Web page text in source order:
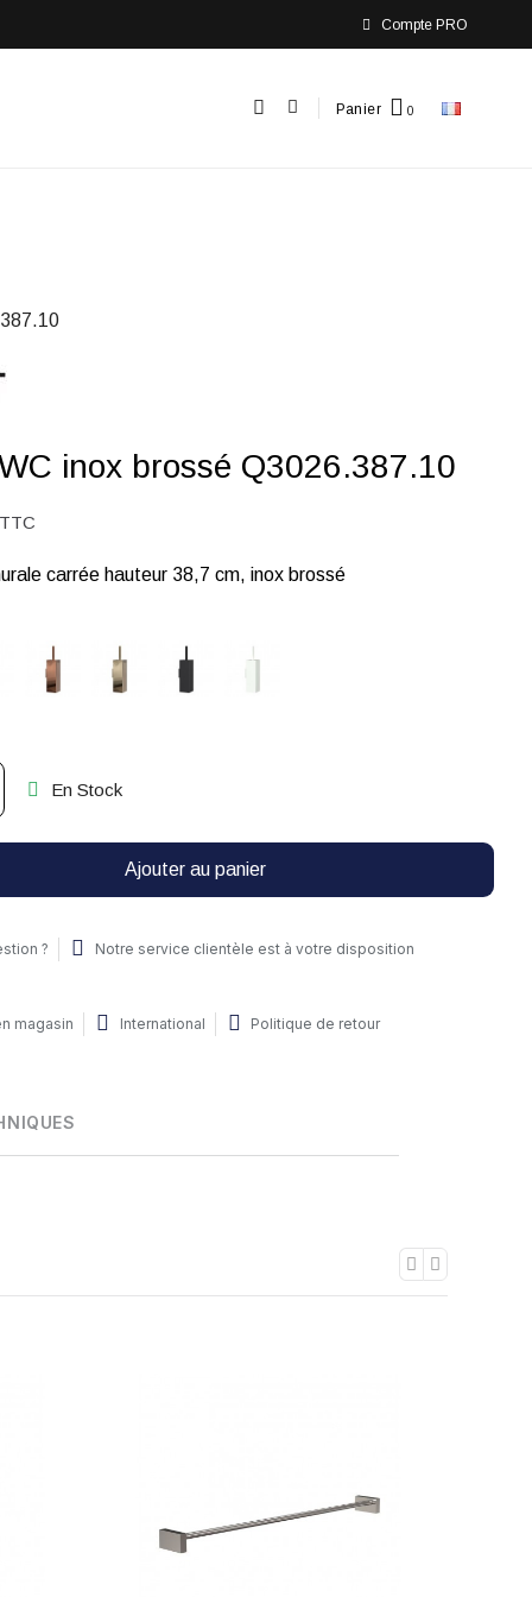
Compte PRO
Panier
inox brossé Q3026.387.10
TTC
carrée hauteur 38,7 cm, inox brossé
En Stock
Ajouter au panier
? Notre service clientèle est à votre disposition
magasin International Politique de retour